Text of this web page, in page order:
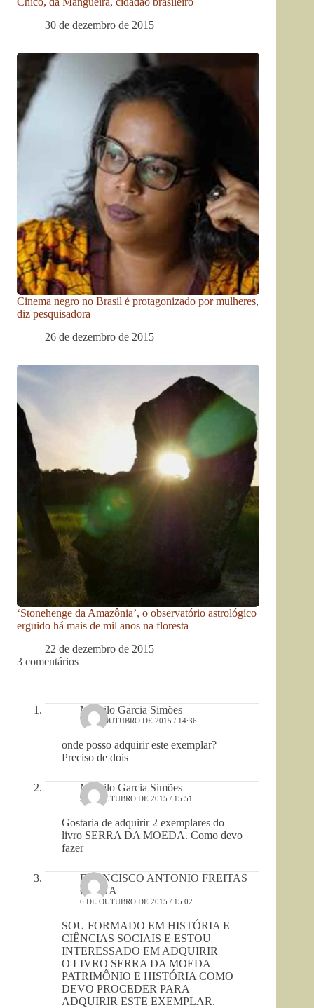
30 de dezembro de 2015
Cinema negro no Brasil é protagonizado por mulheres,
diz pesquisadora
26 de dezembro de 2015
‘Stonehenge da Amazônia’, o observatório astrológico
erguido há mais de mil anos na floresta
22 de dezembro de 2015
3 comentários
Maurilo Garcia Simões
29 DE OUTUBRO DE 2015 / 14:36
onde posso adquirir este exemplar?
Preciso de dois
Maurilo Garcia Simões
9 DE OUTUBRO DE 2015 / 15:51
Gostaria de adquirir 2 exemplares do
livro SERRA DA MOEDA. Como devo
fazer
FRANCISCO ANTONIO FREITAS
COSTA
6 DE OUTUBRO DE 2015 / 15:02
SOU FORMADO EM HISTÓRIA E
CIÊNCIAS SOCIAIS E ESTOU
INTERESSADO EM ADQUIRIR
O LIVRO SERRA DA MOEDA –
PATRIMÔNIO E HISTÓRIA COMO
DEVO PROCEDER PARA
ADQUIRIR ESTE EXEMPLAR.